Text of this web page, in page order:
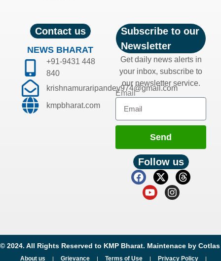
Contact us
NEWS BHARAT
+91-9431 448
840
krishnamuraripandey974@gmail.com
kmpbharat.com
Subscribe to our
Newsletter
Get daily news alerts in
your inbox, subscribe to
our newsletter service.
Email
Send
Follow us
© 2024. All Rights Reserved to KMP Bharat. Maintenace by Cotlas
About us Grievance Terms of Use Privacy Policy